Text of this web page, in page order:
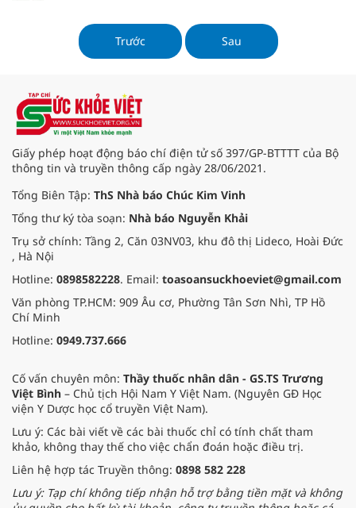
chính và tinh thần, là mẫu người
thành đạt tỏa sáng trên con đường
sự nghiệp, đứng trên vạn người để
Trước Sau
Giấy phép hoạt động báo chí điện tử số 397/GP-BTTTT của Bộ
thông tin và truyền thông cấp ngày 28/06/2021.
Tổng Biên Tập: ThS Nhà báo Chúc Kim Vinh
Tổng thư ký tòa soạn: Nhà báo Nguyễn Khải
Trụ sở chính: Tầng 2, Căn 03NV03, khu đô thị Lideco, Hoài Đức
, Hà Nội
Hotline: 0898582228. Email: toasoansuckhoeviet@gmail.com
Văn phòng TP.HCM: 909 Âu cơ, Phường Tân Sơn Nhì, TP Hồ
Chí Minh
Hotline: 0949.737.666
Cố vấn chuyên môn: Thầy thuốc nhân dân - GS.TS Trương
Việt Bình – Chủ tịch Hội Nam Y Việt Nam. (Nguyên GĐ Học
viện Y Dược học cổ truyền Việt Nam).
Lưu ý: Các bài viết về các bài thuốc chỉ có tính chất tham
khảo, không thay thế cho việc chẩn đoán hoặc điều trị.
Liên hệ hợp tác Truyền thông: 0898 582 228
Lưu ý: Tạp chí không tiếp nhận hỗ trợ bằng tiền mặt và không